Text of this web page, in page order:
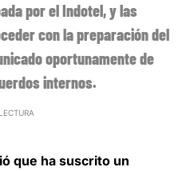
por el Indotel, y las
con la preparación del
oportunamente de
internos.
que ha suscrito un